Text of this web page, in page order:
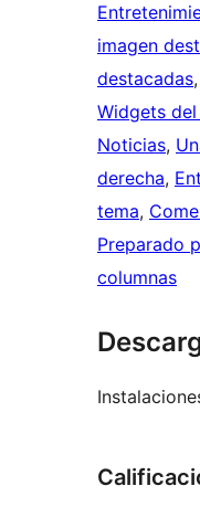
imagen
destacadas,
Widgets
Noticias,
derecha,
tema,
Preparado
columnas